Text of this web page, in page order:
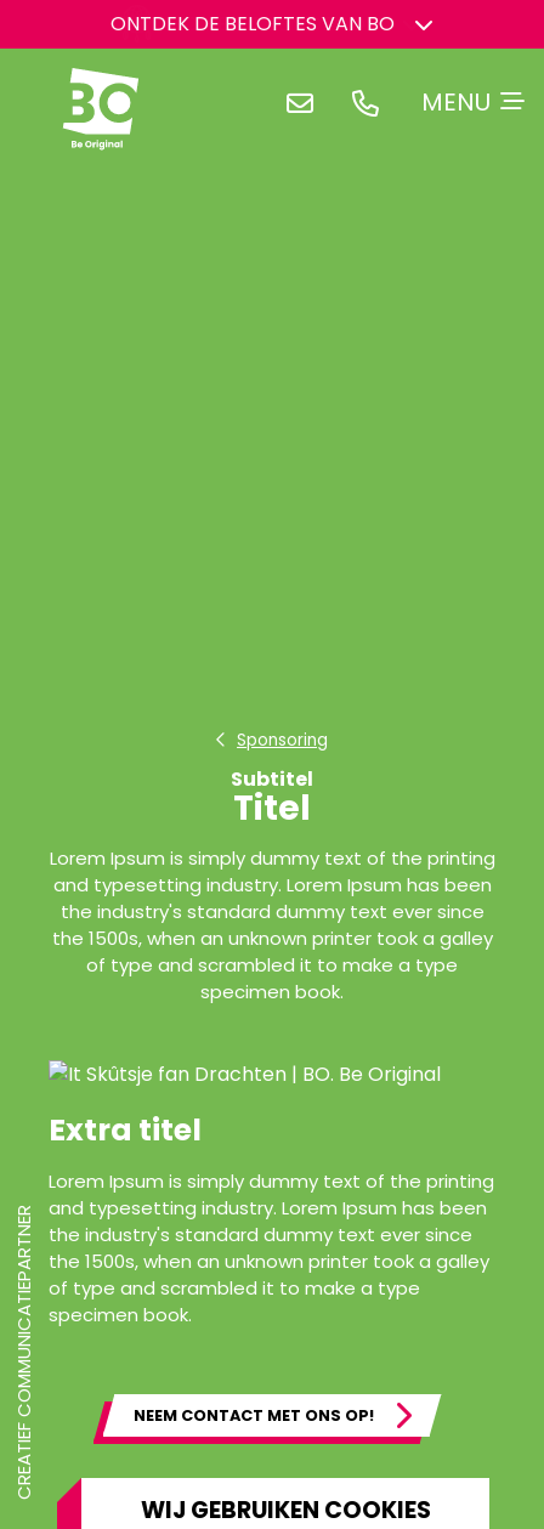
BO HEEFT EEN DROOM
ONTDEK DE BELOFTES VAN BO
CREATIEF COMMUNICATIEPARTNER
Sponsoring
Subtitel
Titel
Lorem Ipsum is simply dummy text of the printing
and typesetting industry. Lorem Ipsum has been
the industry's standard dummy text ever since
the 1500s, when an unknown printer took a galley
of type and scrambled it to make a type
specimen book.
Extra titel
Lorem Ipsum is simply dummy text of the printing
and typesetting industry. Lorem Ipsum has been
the industry's standard dummy text ever since
the 1500s, when an unknown printer took a galley
of type and scrambled it to make a type
specimen book.
NEEM CONTACT MET ONS OP!
WIJ GEBRUIKEN COOKIES